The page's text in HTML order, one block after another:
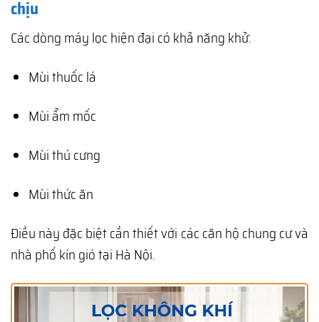
chịu
Các dòng máy lọc hiện đại có khả năng khử:
Mùi thuốc lá
Mùi ẩm mốc
Mùi thú cưng
Mùi thức ăn
Điều này đặc biệt cần thiết với các căn hộ chung cư và
nhà phố kín gió tại Hà Nội.